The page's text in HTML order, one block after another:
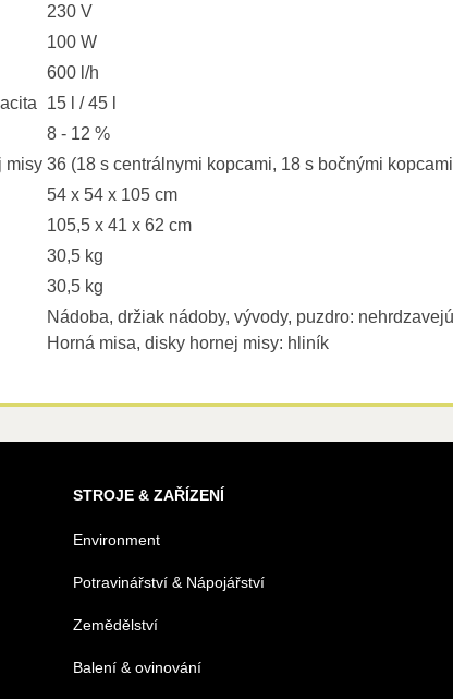
230 V
100 W
600 l/h
15 l / 45 l
8 - 12 %
misy 36 (18 s centrálnymi kopcami, 18 s bočnými
54 x 54 x 105 cm
105,5 x 41 x 62 cm
30,5 kg
30,5 kg
Nádoba, držiak nádoby, vývody, puzdro:
Horná misa, disky hornej misy: hliník
STROJE & ZAŘÍZENÍ
Environment
Potravinářství & Nápojářství
Zemědělství
Balení & ovinování